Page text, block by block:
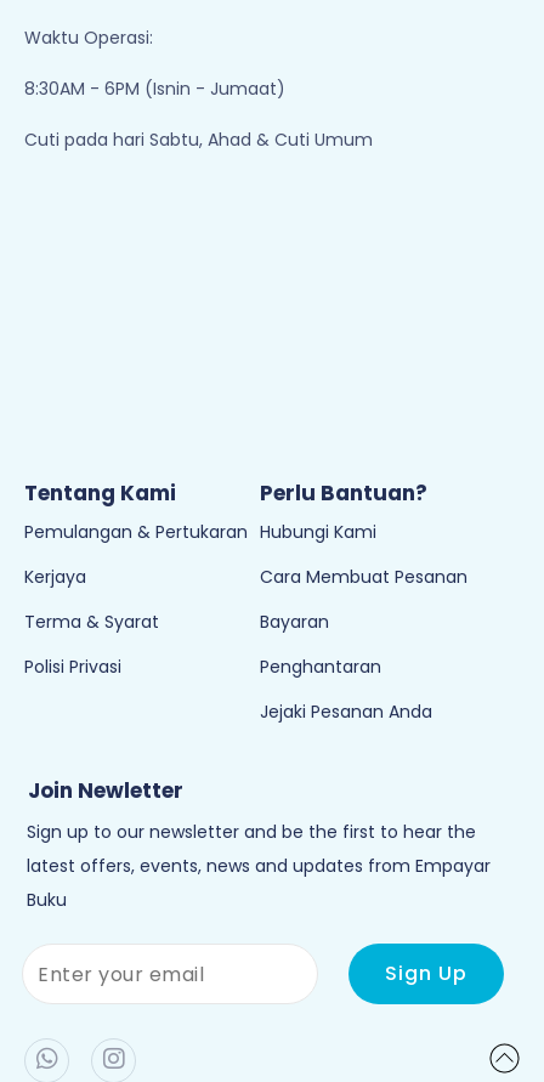
Waktu Operasi:
8:30AM - 6PM (Isnin - Jumaat)
Cuti pada hari Sabtu, Ahad & Cuti Umum
Tentang Kami
Pemulangan & Pertukaran
Kerjaya
Terma & Syarat
Polisi Privasi
Perlu Bantuan?
Hubungi Kami
Cara Membuat Pesanan
Bayaran
Penghantaran
Jejaki Pesanan Anda
Join Newletter
Sign up to our newsletter and be the first to hear the
latest offers, events, news and updates from Empayar
Buku